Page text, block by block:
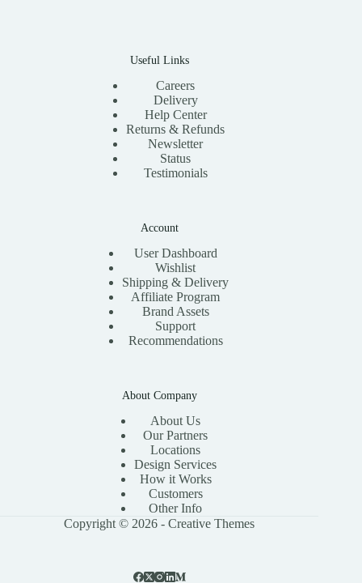
Useful Links
Careers
Delivery
Help Center
Returns & Refunds
Newsletter
Status
Testimonials
Account
User Dashboard
Wishlist
Shipping & Delivery
Affiliate Program
Brand Assets
Support
Recommendations
About Company
About Us
Our Partners
Locations
Design Services
How it Works
Customers
Other Info
Copyright © 2026 -Creative Themes